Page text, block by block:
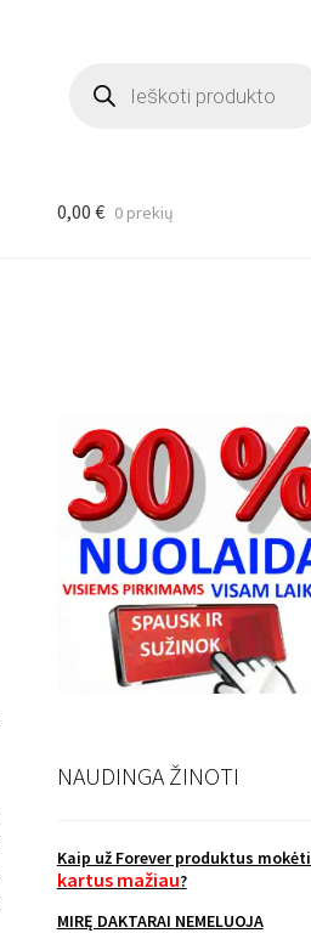
search
0,00 € 0 prekių
NAUDINGA ŽINOTI
Kaip už Forever produktus mokėti
kartus mažiau?
MIRĘ DAKTARAI NEMELUOJA